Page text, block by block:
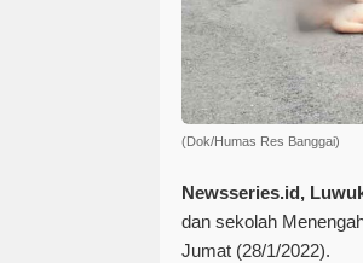
(Dok/Humas Res Banggai)
Newsseries.id,
dan sekolah
Jumat (28/1/2022).